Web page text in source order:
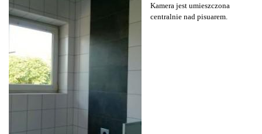
Kamera jest umieszczona
centralnie nad pisuarem.